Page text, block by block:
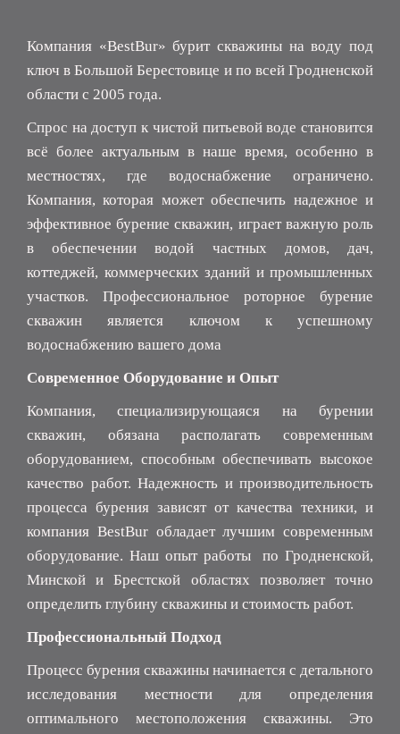
Компания «BestBur» бурит скважины на воду под
ключ в Большой Берестовице и по всей Гродненской
области с 2005 года.
Спрос на доступ к чистой питьевой воде становится
всё более актуальным в наше время, особенно в
местностях, где водоснабжение ограничено.
Компания, которая может обеспечить надежное и
эффективное бурение скважин, играет важную роль
в обеспечении водой частных домов, дач,
коттеджей, коммерческих зданий и промышленных
участков. Профессиональное роторное бурение
скважин является ключом к успешному
водоснабжению вашего дома
Современное Оборудование и Опыт
Компания, специализирующаяся на бурении
скважин, обязана располагать современным
оборудованием, способным обеспечивать высокое
качество работ. Надежность и производительность
процесса бурения зависят от качества техники, и
компания BestBur обладает лучшим современным
оборудование. Наш опыт работы по Гродненской,
Минской и Брестской областях позволяет точно
определить глубину скважины и стоимость работ.
Профессиональный Подход
Процесс бурения скважины начинается с детального
исследования местности для определения
оптимального местоположения скважины. Это